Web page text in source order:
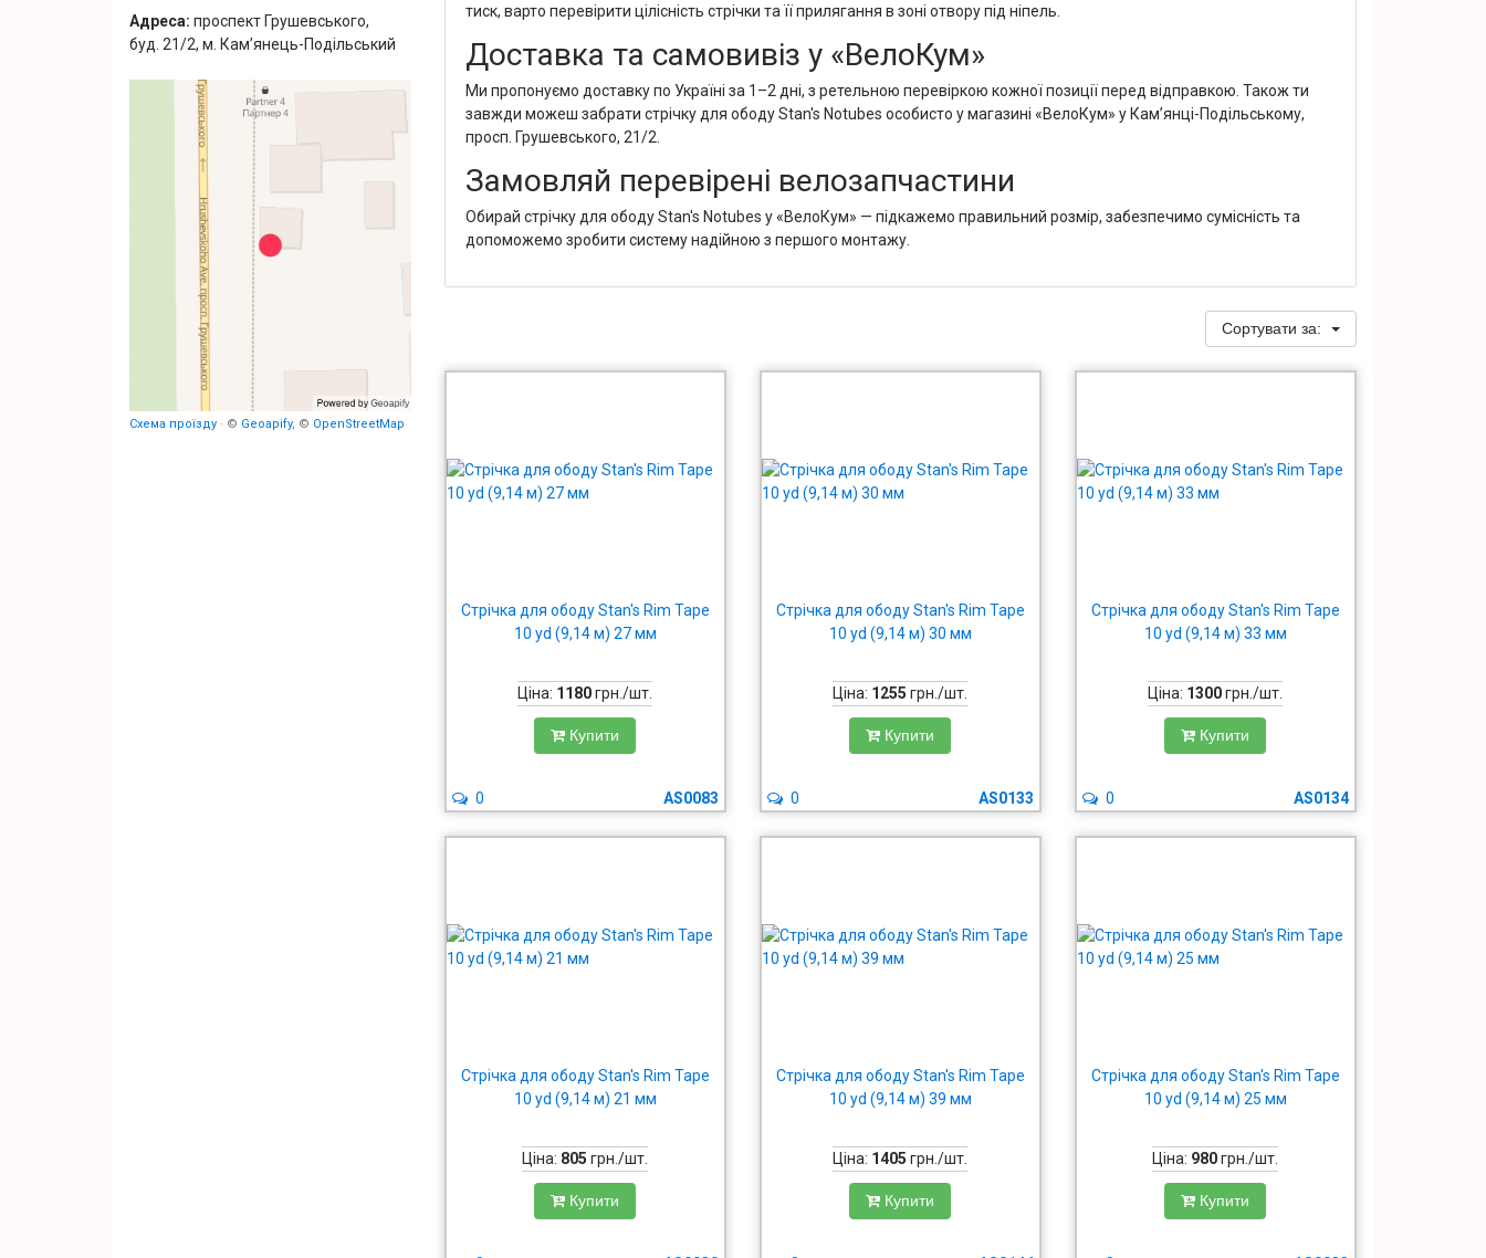
Адреса: проспект Грушевського,
буд. 21/2, м. Кам’янець-Подільський
Схема проїзду · © Geoapify, © OpenStreetMap
тиск, варто перевірити цілісність стрічки та її прилягання в зоні отвору під ніпель.
Доставка та самовивіз у «ВелоКум»
Ми пропонуємо доставку по Україні за 1–2 дні, з ретельною перевіркою кожної позиції перед відправкою. Також ти
завжди можеш забрати стрічку для ободу Stan's Notubes особисто у магазині «ВелоКум» у Кам’янці-Подільському,
просп. Грушевського, 21/2.
Замовляй перевірені велозапчастини
Обирай стрічку для ободу Stan's Notubes у «ВелоКум» — підкажемо правильний розмір, забезпечимо сумісність та
допоможемо зробити систему надійною з першого монтажу.
Сортувати за:
Стрічка для ободу Stan's Rim Tape
10 yd (9,14 м) 27 мм
Ціна: 1180грн./шт.
Купити
AS0083
0
Стрічка для ободу Stan's Rim Tape
10 yd (9,14 м) 30 мм
Ціна: 1255 грн./шт.
Купити
AS0133
0
Стрічка для ободу Stan's Rim Tape
10 yd (9,14 м) 33 мм
Ціна: 1300грн./шт.
Купити
AS0134
0
Стрічка для ободу Stan's Rim Tape
10 yd (9,14 м) 21 мм
Ціна: 805 грн./шт.
Купити
Стрічка для ободу Stan's Rim Tape
10 yd (9,14 м) 39 мм
Ціна: 1405 грн./шт.
Купити
Стрічка для ободу Stan's Rim Tape
10 yd (9,14 м) 25 мм
Ціна: 980грн./шт.
Купити